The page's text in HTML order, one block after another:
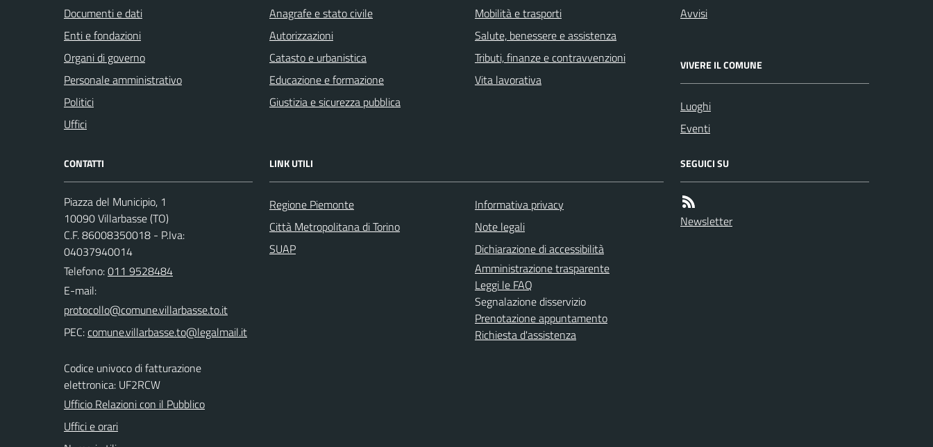
Documenti e dati
Enti e fondazioni
Organi di governo
Personale amministrativo
Politici
Uffici
Anagrafe e stato civile
Autorizzazioni
Catasto e urbanistica
Educazione e formazione
Giustizia e sicurezza pubblica
Mobilità e trasporti
Salute, benessere e assistenza
Tributi, finanze e contravvenzioni
Vita lavorativa
Avvisi
VIVERE IL COMUNE
Luoghi
Eventi
CONTATTI
Piazza del Municipio, 1
10090 Villarbasse (TO)
C.F. 86008350018 - P.Iva:
04037940014
Telefono:011 9528484
E-mail:
PEC:
Codice univoco di fatturazione
elettronica: UF2RCW
Ufficio Relazioni con il Pubblico
Uffici e orari
LINK UTILI
Regione Piemonte
Città Metropolitana di Torino
SUAP
Informativa privacy
Note legali
Dichiarazione di accessibilità
Amministrazione trasparente
Leggi le FAQ
Segnalazione disservizio
Prenotazione appuntamento
Richiesta d'assistenza
SEGUICI SU
Newsletter